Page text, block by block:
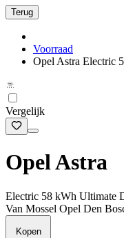
Terug
Voorraad
Opel Astra Electric
Vergelijk
Opel Astra
Electric 58 kWh Ultimate
Van Mossel Opel Den
Kopen